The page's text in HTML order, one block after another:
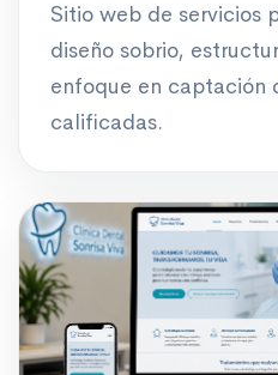
Sitio web de servicios
diseño sobrio,
enfoque en captación
calificadas.